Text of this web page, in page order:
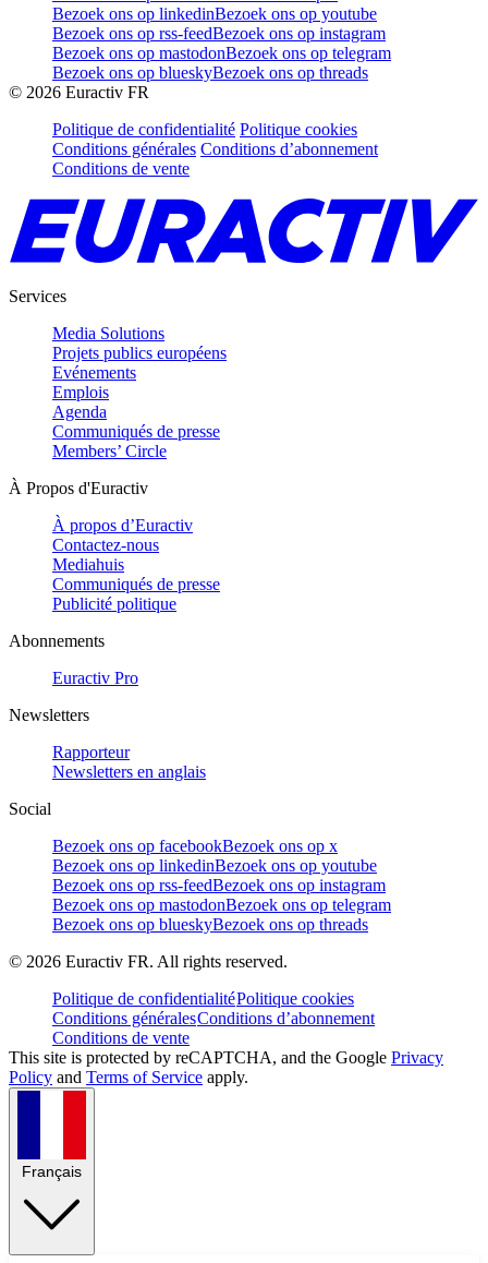
Bezoek ons op linkedinBezoek ons op youtube
Bezoek ons op rss-feedBezoek ons op instagram
Bezoek ons op mastodonBezoek ons op telegram
Bezoek ons op blueskyBezoek ons op threads
© 2026 Euractiv FR
Politique de confidentialité Politique cookies
Conditions générales Conditions d’abonnement
Conditions de vente
Services
Media Solutions
Projets publics européens
Evénements
Emplois
Agenda
Communiqués de presse
Members’ Circle
À Propos d'Euractiv
À propos d’Euractiv
Contactez-nous
Mediahuis
Communiqués de presse
Publicité politique
Abonnements
Euractiv Pro
Newsletters
Rapporteur
Newsletters en anglais
Social
Bezoek ons op facebookBezoek ons op x
Bezoek ons op linkedinBezoek ons op youtube
Bezoek ons op rss-feedBezoek ons op instagram
Bezoek ons op mastodonBezoek ons op telegram
Bezoek ons op blueskyBezoek ons op threads
© 2026 Euractiv FR. All rights reserved.
Politique de confidentialitéPolitique cookies
Conditions généralesConditions d’abonnement
Conditions de vente
This site is protected by reCAPTCHA, and the Google Privacy
Policy and Terms of Service apply.
Français